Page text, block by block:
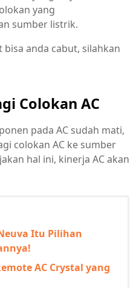
yang
sumber listrik.
bisa anda cabut, silahkan
Colokan AC
pada AC sudah mati,
colokan AC ke sumber
hal ini, kinerja AC akan
Itu Pilihan
AC Crystal yang